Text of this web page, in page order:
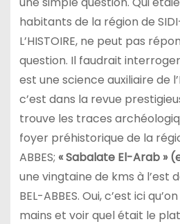
habitants de la région de
L’HISTOIRE, ne peut pas
question. Il faudrait
est une science auxiliaire de
c’est dans la revue
trouve les traces
foyer préhistorique de la
ABBES; « Sabalate El-Arab »
une vingtaine de kms à l’est
BEL-ABBES. Oui, c’est ici
mains et voir quel était le